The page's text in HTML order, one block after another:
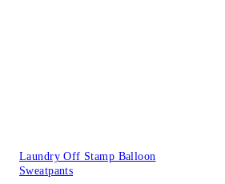
Laundry Off Stamp Balloon
Sweatpants